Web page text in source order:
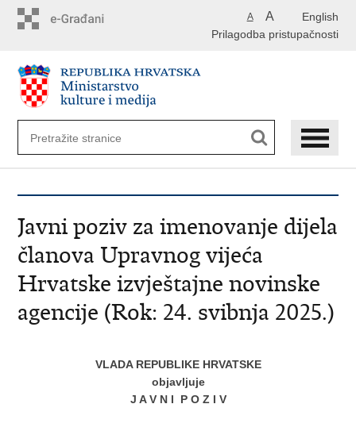
English
A A
Prilagodba pristupačnosti
Javni poziv za imenovanje dijela
članova Upravnog vijeća
Hrvatske izvještajne novinske
agencije (Rok: 24. svibnja 2025.)
VLADA REPUBLIKE HRVATSKE
objavljuje
J A V N I P O Z I V